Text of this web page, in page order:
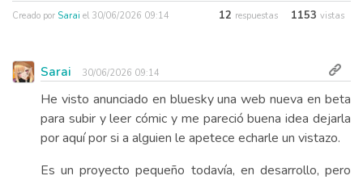
Creado por Sarai el 30/06/2026 09:14 12 respuestas 1153 vistas
Sarai 30/06/2026 09:14
He visto anunciado en bluesky una web nueva en beta
para subir y leer cómic y me pareció buena idea dejarla
por aquí por si a alguien le apetece echarle un vistazo.
Es un proyecto pequeño todavía, en desarrollo, pero